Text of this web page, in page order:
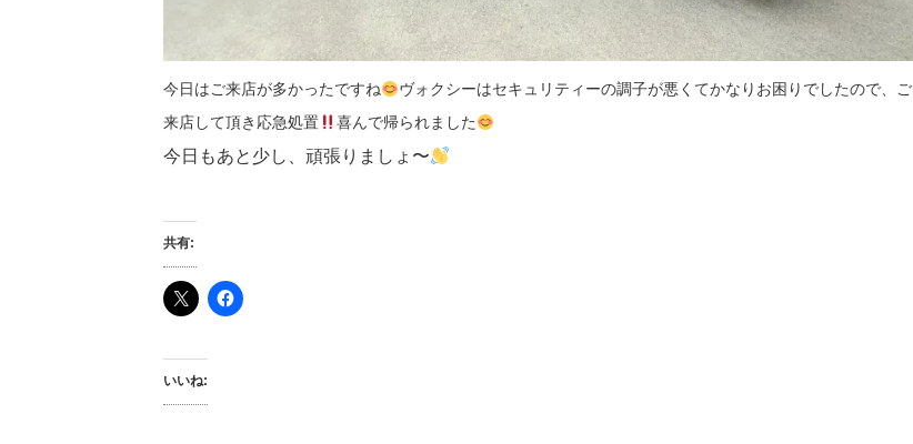
今日はご来店が多かったですね
ヴォクシーはセキュリティーの調子が悪くてかなりお困りでしたので、ご
来店して頂き応急処置
喜んで帰られました
今日もあと少し、頑張りましょ〜
共有:
いいね: